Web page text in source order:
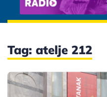
Tag: atelje 212